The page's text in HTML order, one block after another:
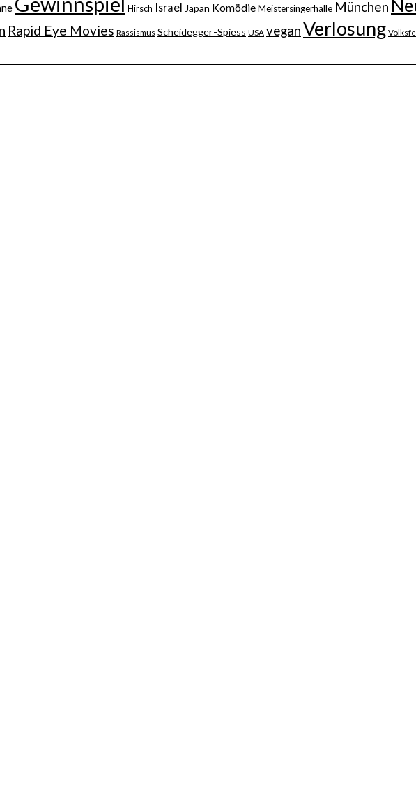
Hirsch Israel Japan KomödieMeistersingerhalle München
Rapid Eye Movies Rassismus Scheidegger-Spiess USA veganVerlosung